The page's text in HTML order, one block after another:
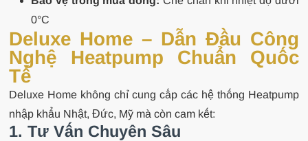
0°C
Deluxe Home – Dẫn Đầu Công
Nghệ Heatpump Chuẩn Quốc
Tế
Deluxe Home không chỉ cung cấp các hệ thống Heatpump
nhập khẩu Nhật, Đức, Mỹ mà còn cam kết:
1. Tư Vấn Chuyên Sâu